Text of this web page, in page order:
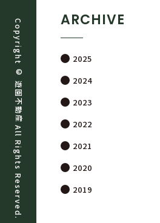
ARCHIVE
2025
2024
2023
2022
2021
2020
2019
Copyright ©
遊
園
不
動
産
All Rights Reserved.